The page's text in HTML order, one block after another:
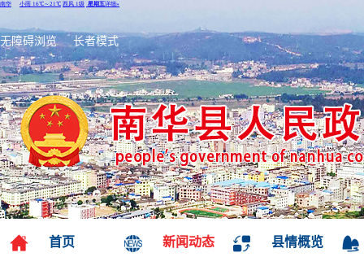
无障碍浏览 长者模式
首页 新闻动态 县情概览